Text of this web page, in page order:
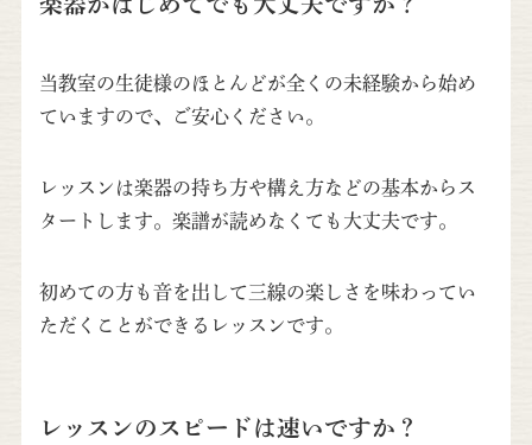
当教室の生徒様のほとんどが全くの未経験から始め
ていますので、ご安心ください。
レッスンは楽器の持ち方や構え方などの基本からス
タートします。楽譜が読めなくても大丈夫です。
初めての方も音を出して三線の楽しさを味わってい
ただくことができるレッスンです。
レッスンのスピードは速いですか？